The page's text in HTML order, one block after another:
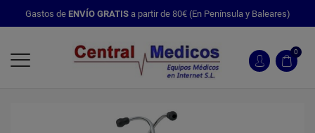
Gastos de ENVÍO GRATISa partir de 80€ (En Península y Baleares)
0